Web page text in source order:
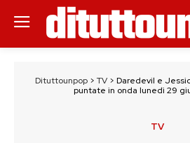
Dituttounpop > TV > Daredevil e
puntate in onda lunedì 29
TV